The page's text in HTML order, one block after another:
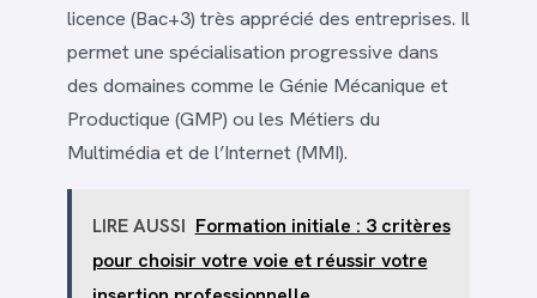
licence (Bac+3) très apprécié des entreprises. Il
permet une spécialisation progressive dans
des domaines comme le Génie Mécanique et
Productique (GMP) ou les Métiers du
Multimédia et de l’Internet (MMI).
LIRE AUSSI Formation initiale : 3 critères
pour choisir votre voie et réussir votre